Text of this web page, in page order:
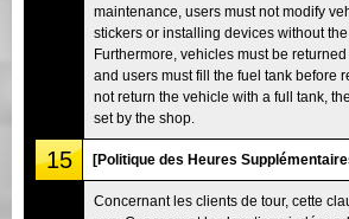
maintenance, users must not modify
stickers or installing devices without
Furthermore, vehicles must be
and users must fill the fuel tank before
not return the vehicle with a full tank,
set by the shop.
15 [Politique des Heures
Concernant les clients de tour, cette